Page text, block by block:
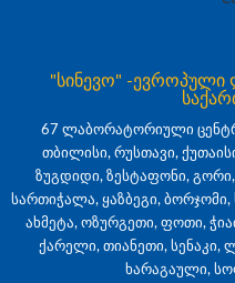
"სინევო" -
67 ლაბორატორიული
თბილისი, რუსთავი,
ზუგდიდი, ზესტაფონი,
სართიჭალა, ყაზბეგი,
ახმეტა, ოზურგეთი, ფოთი,
ქარელი, თიანეთი, სენაკი,
ხარაგაული,